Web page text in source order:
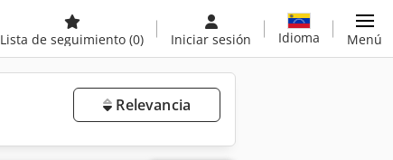
Lista de seguimiento (0) Iniciar sesión Idioma Menú
Relevancia